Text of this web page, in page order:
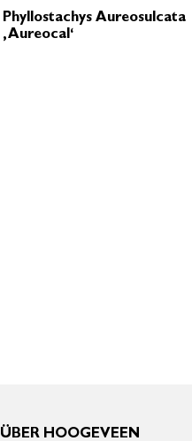
Phyllostachys Aureosulcata
‚Aureocal‘
ÜBER HOOGEVEEN